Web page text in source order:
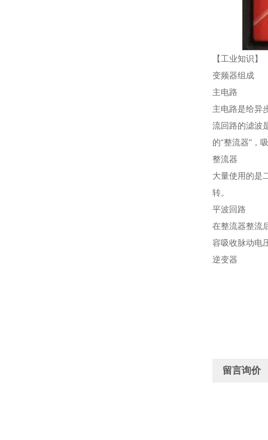
【工业知识】
变频器组成
主电路
主电路是给异
流回路的滤波
的“整流器"，
整流器
大量使用的是
转。
平波回路
在整流器整流
容吸收脉动电
逆变器
留言询价